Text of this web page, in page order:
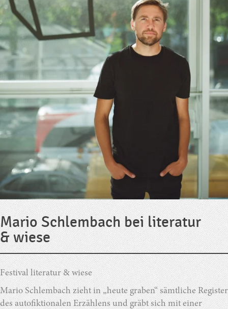
Mario Schlembach bei literatur
& wiese
Festival literatur & wiese
Mario Schlembach zieht in „heute graben“ sämtliche Register
des autofiktionalen Erzählens und gräbt sich mit einer